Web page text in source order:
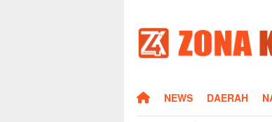
konten
HOMENEWS DAERAH